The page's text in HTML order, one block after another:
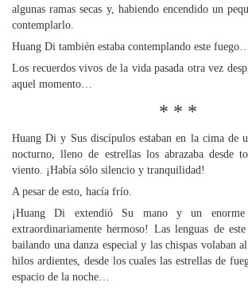
algunas ramas secas y, habiendo encendido un
contemplarlo.
Huang Di también estaba contemplando este
Los recuerdos vivos de la vida pasada otra vez
aquel momento…
* * *
Huang Di y Sus discípulos estaban en la cima de
nocturno, lleno de estrellas los abrazaba desde
viento. ¡Había sólo silencio y tranquilidad!
A pesar de esto, hacía frío.
¡Huang Di extendió Su mano y un
extraordinariamente hermoso! Las lenguas de
bailando una danza especial y las chispas volaban
hilos ardientes, desde los cuales las estrellas de
espacio de la noche…